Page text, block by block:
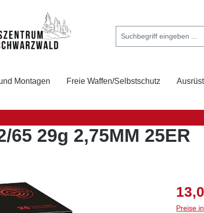
Montagen Freie Waffen/Selbstschutz
65 29g 2,75MM 25ER
Preise